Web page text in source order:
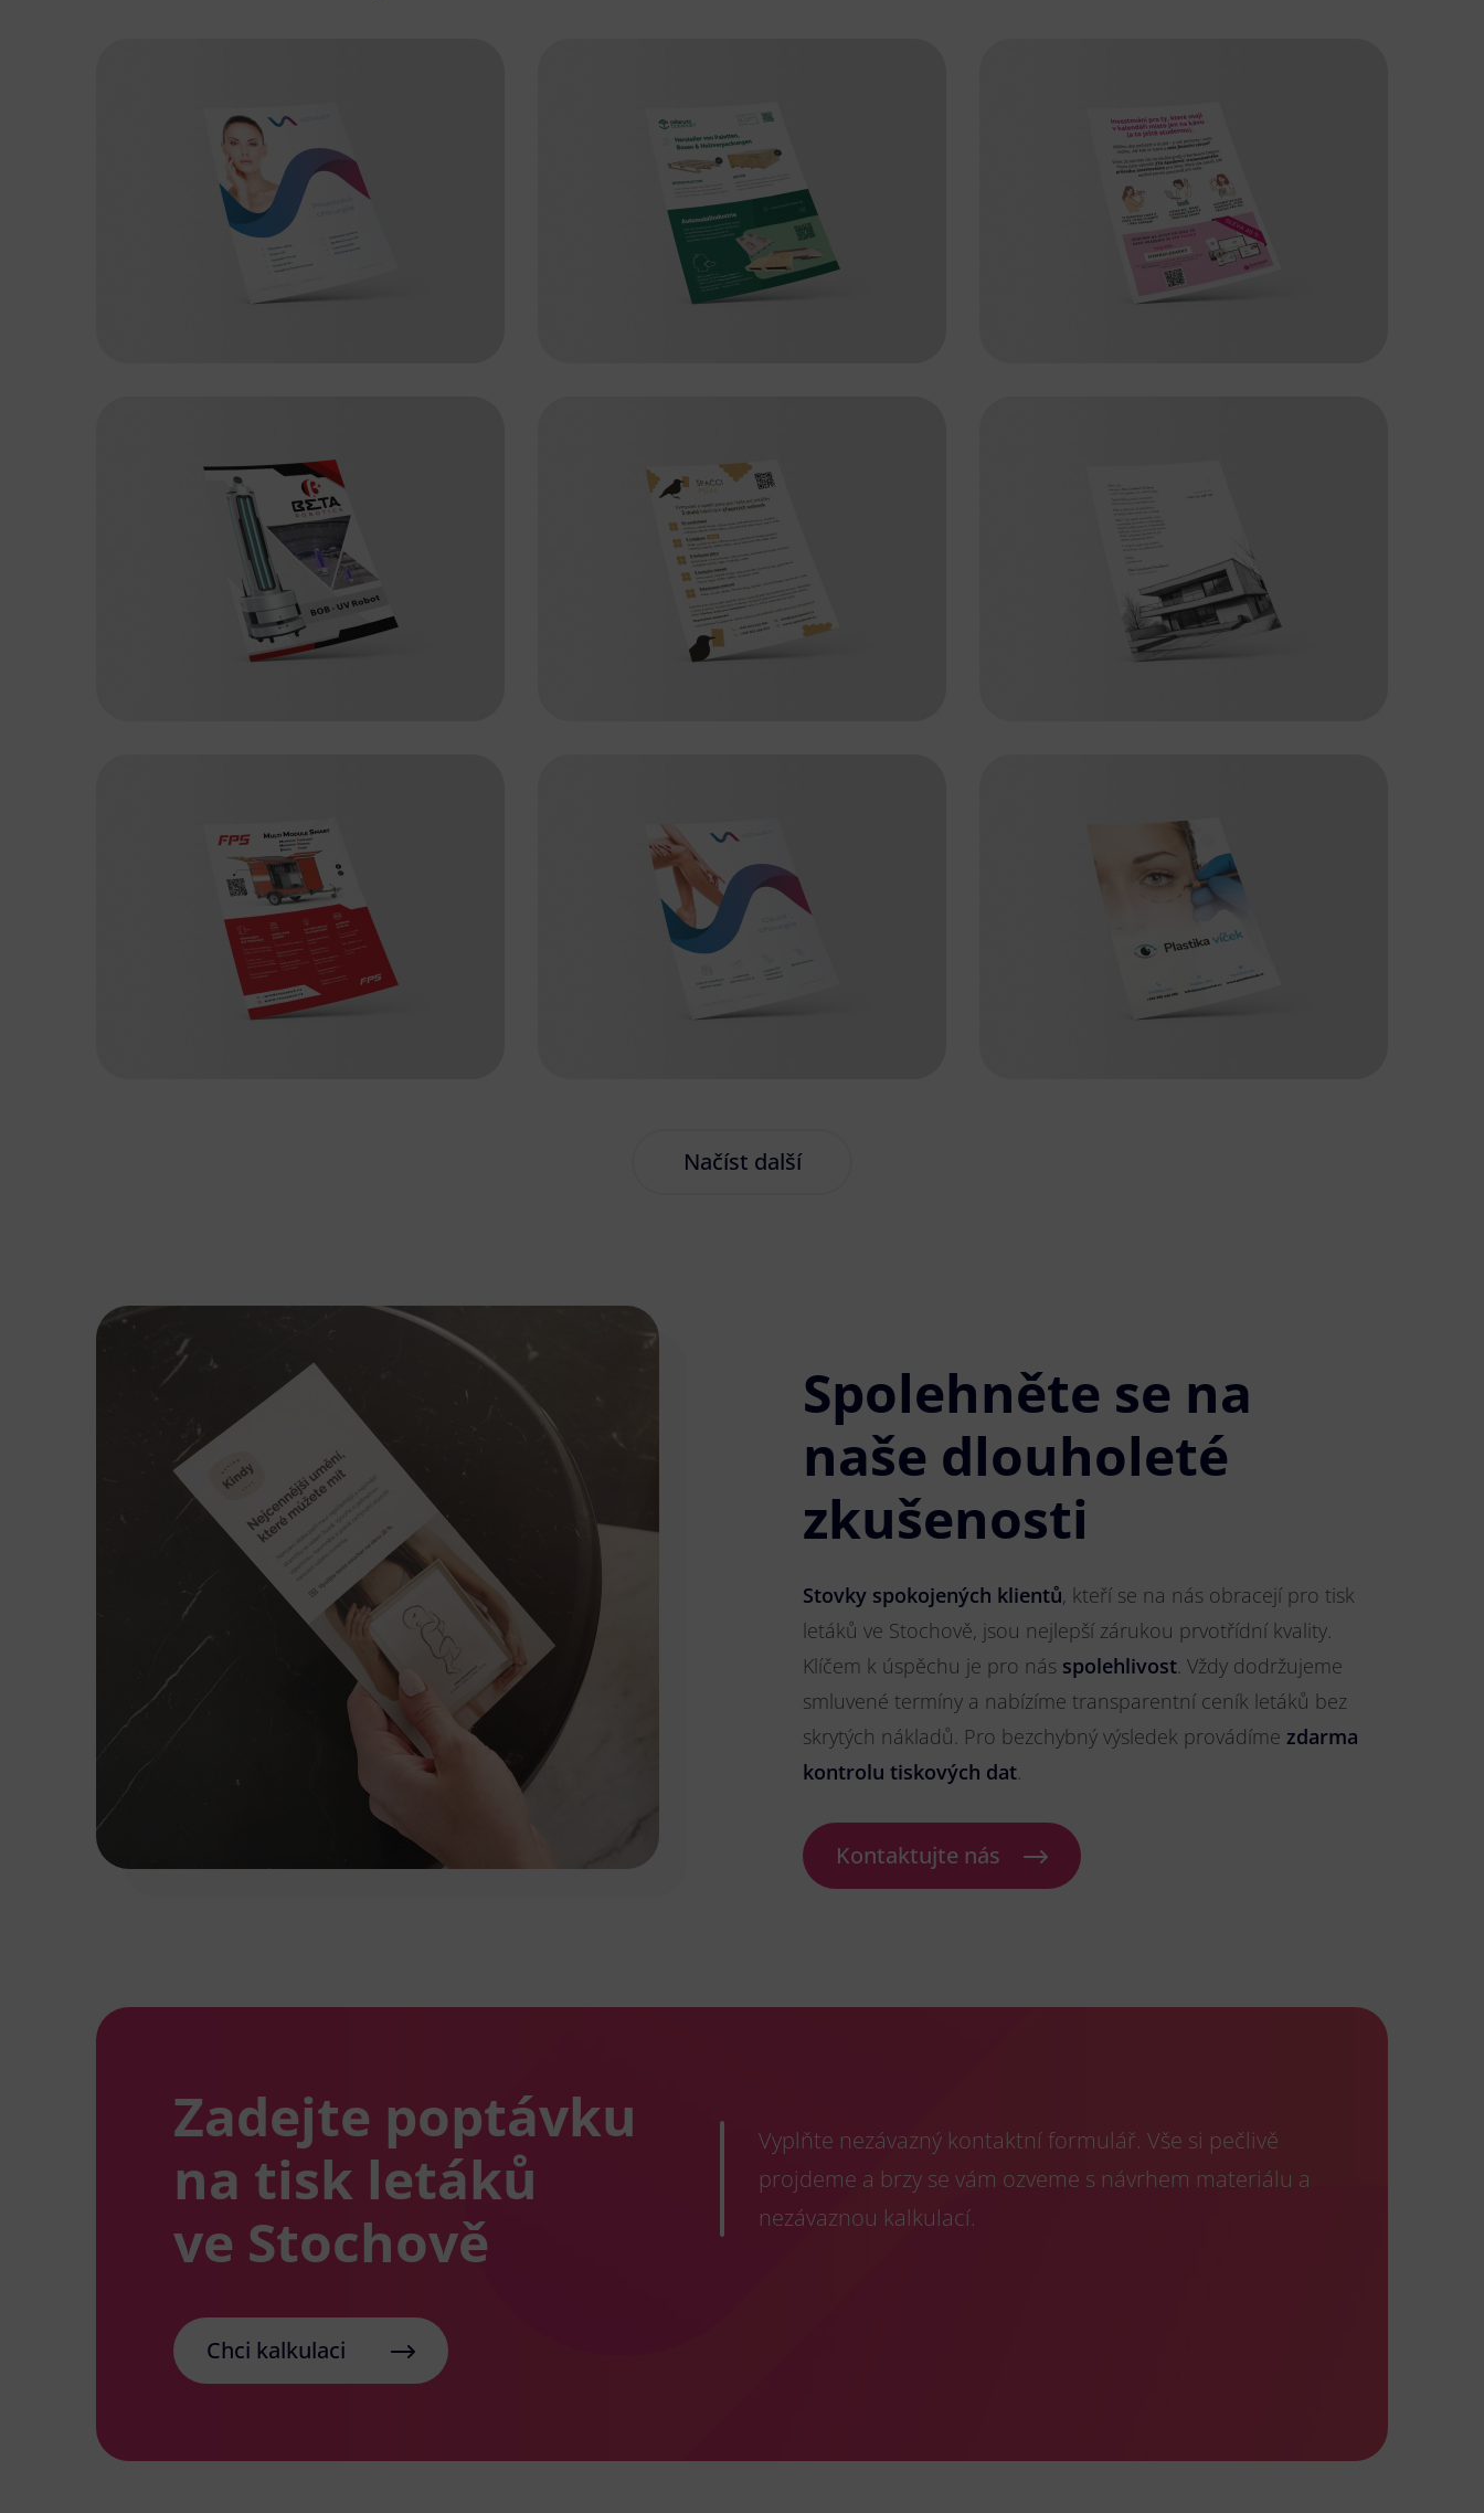
Načíst další
Spolehněte se na
naše dlouholeté
zkušenosti
Stovky spokojených klientů, kteří se na nás obracejí pro tisk
letáků ve Stochově, jsou nejlepší zárukou prvotřídní kvality.
Klíčem k úspěchu je pro nás spolehlivost. Vždy dodržujeme
smluvené termíny a nabízíme transparentní ceník letáků bez
skrytých nákladů. Pro bezchybný výsledek provádíme zdarma
kontrolu tiskových dat.
Kontaktujte nás
Zadejte poptávku
na tisk letáků
ve Stochově
Vyplňte nezávazný kontaktní formulář. Vše si pečlivě
projdeme a brzy se vám ozveme s návrhem materiálu a
nezávaznou kalkulací.
Chci kalkulaci